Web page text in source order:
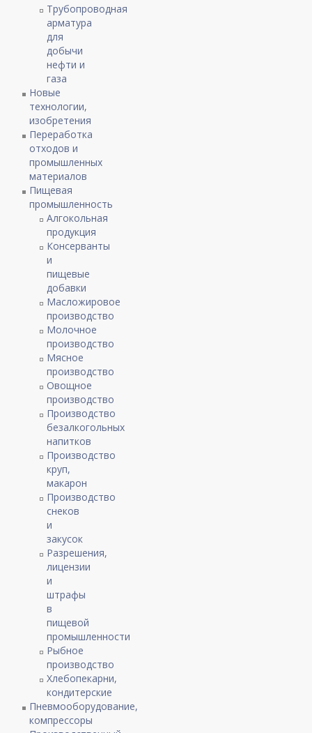
Трубопроводная
арматура
для
добычи
нефти и
газа
Новые
технологии,
изобретения
Переработка
отходов и
промышленных
материалов
Пищевая
промышленность
Алгокольная
продукция
Консерванты
и
пищевые
добавки
Масложировое
производство
Молочное
производство
Мясное
производство
Овощное
производство
Производство
безалкогольных
напитков
Производство
круп,
макарон
Производство
снеков
и
закусок
Разрешения,
лицензии
и
штрафы
в
пищевой
промышленности
Рыбное
производство
Хлебопекарни,
кондитерские
Пневмооборудование,
компрессоры